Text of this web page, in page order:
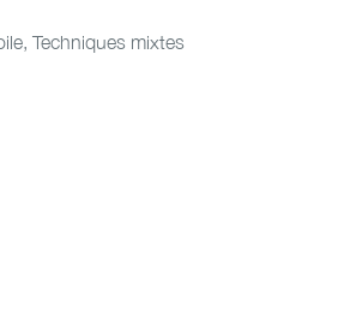
, Techniques mixtes